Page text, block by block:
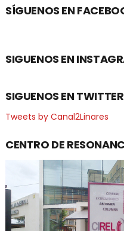
SÍGUENOS EN
SIGUENOS EN
SIGUENOS EN TWITTER
Tweets by Canal2Linares
CENTRO DE